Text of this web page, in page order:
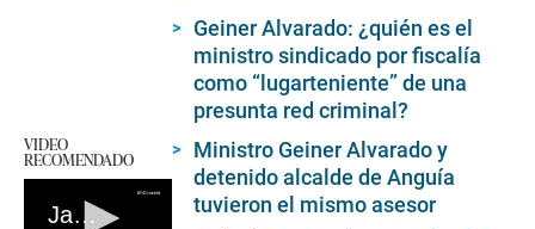
VIDEO
RECOMENDADO
Jaloneos entre congresistas
Geiner Alvarado: ¿quién es el
ministro sindicado por fiscalía
como “lugarteniente” de una
presunta red criminal?
Ministro Geiner Alvarado y
detenido alcalde de Anguía
tuvieron el mismo asesor